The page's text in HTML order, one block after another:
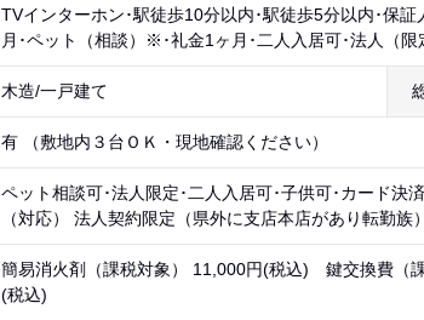
TVインターホン･駅徒歩10分以内･駅徒歩5分以内･保
月･ペット（相談）※･礼金1ヶ月･二人入居可･法人（
木造/一戸建て
有 （敷地内３台ＯＫ・現地確認ください）
ペット相談可･法人限定･二人入居可･子供可･カード決
（対応） 法人契約限定（県外に支店本店があり転勤族）
簡易消火剤（課税対象） 11,000円(税込) 鍵交換費（
(税込)